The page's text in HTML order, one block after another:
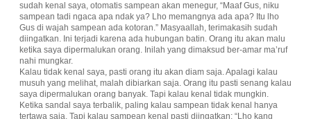
sudah kenal saya, otomatis sampean akan menegur, “Maaf Gus, niku
sampean tadi ngaca apa ndak ya? Lho memangnya ada apa? Itu lho
Gus di wajah sampean ada kotoran.” Masyaallah, terimakasih sudah
diingatkan. Ini terjadi karena ada hubungan batin. Orang itu akan malu
ketika saya dipermalukan orang. Inilah yang dimaksud ber-amar ma’ruf
nahi mungkar.
Kalau tidak kenal saya, pasti orang itu akan diam saja. Apalagi kalau
musuh yang melihat, malah dibiarkan saja. Orang itu pasti senang kalau
saya dipermalukan orang banyak. Tapi kalau kenal tidak mungkin.
Ketika sandal saya terbalik, paling kalau sampean tidak kenal hanya
tertawa saja. Tapi kalau sampean kenal pasti diingatkan; “Lho kang